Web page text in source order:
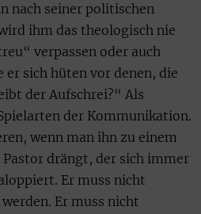
nach seiner politischen
ihm das theologisch nie
verpassen oder auch
er sich hüten vor denen, die
der Aufschrei?“ Als
der Kommunikation.
wenn man ihn zu einem
drängt, der sich immer
Er muss nicht
Er muss nicht